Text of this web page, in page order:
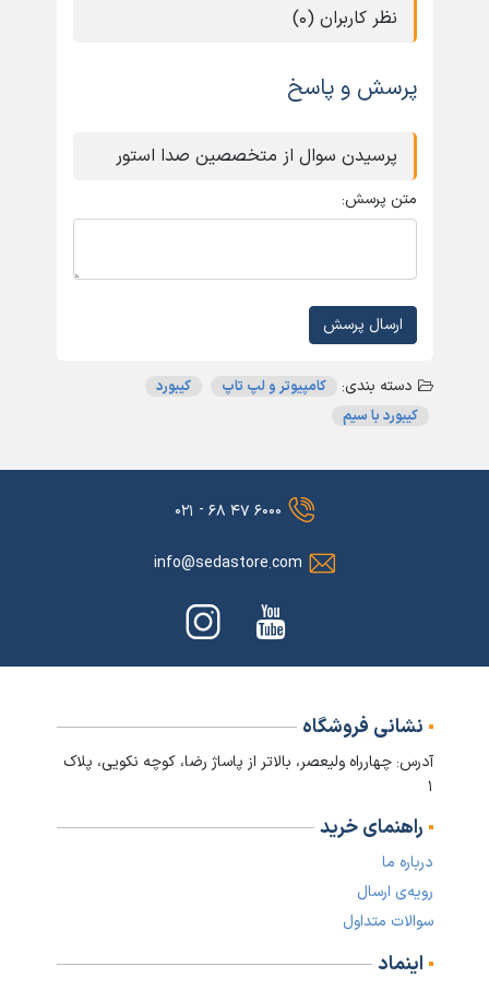
نظر کاربران (0)
پرسش و پاسخ
پرسیدن سوال از متخصصین صدا استور
متن پرسش:
ارسال پرسش
دسته بندی: کامپیوتر و لپ تاپ
کیبورد
کیبورد با سیم
۶۰۰۰ ۴۷ ۶۸ - ۰۲۱
info@sedastore.com
نشانی فروشگاه
آدرس: چهارراه ولیعصر، بالاتر از پاساژ رضا، کوچه نکویی، پلاک
۱
راهنمای خرید
درباره ما
رویه‌ی ارسال
سوالات متداول
اینماد